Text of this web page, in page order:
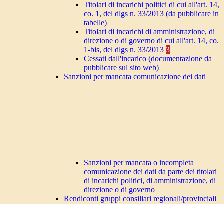
Titolari di incarichi politici di cui all'art. 14,
co. 1, del dlgs n. 33/2013 (da pubblicare in
tabelle)
Titolari di incarichi di amministrazione, di
direzione o di governo di cui all'art. 14, co.
1-bis, del dlgs n. 33/2013 3
Cessati dall'incarico (documentazione da
pubblicare sul sito web)
Sanzioni per mancata comunicazione dei dati
Sanzioni per mancata o incompleta
comunicazione dei dati da parte dei titolari
di incarichi politici, di amministrazione, di
direzione o di governo
Rendiconti gruppi consiliari regionali/provinciali